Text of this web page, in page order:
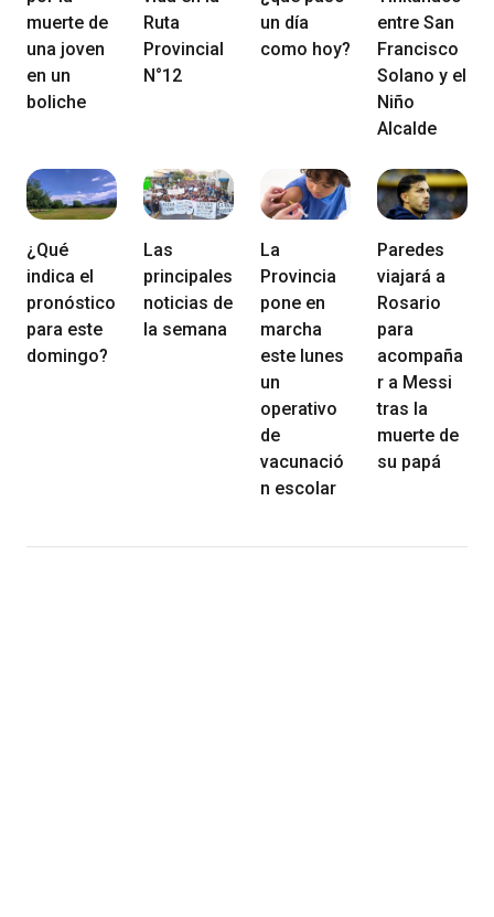
muerte de
una joven
en un
boliche
Ruta
Provincial
N°12
un día
como hoy?
entre San
Francisco
Solano y el
Niño
Alcalde
¿Qué
indica el
pronóstico
para este
domingo?
Las
principales
noticias de
la semana
La
Provincia
pone en
marcha
este lunes
un
operativo
de
vacunació
n escolar
Paredes
viajará a
Rosario
para
acompaña
r a Messi
tras la
muerte de
su papá